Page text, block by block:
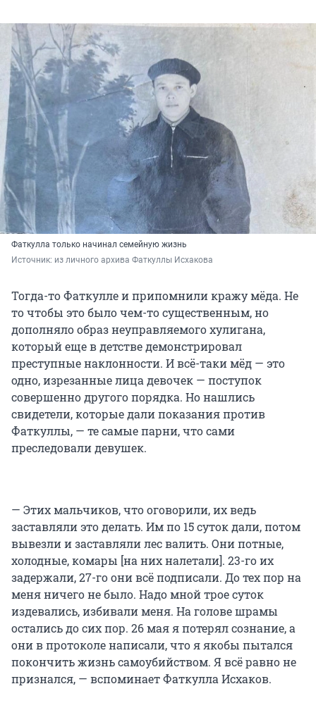
Фаткулла только начинал семейную жизнь
Источник: из личного архива Фаткуллы Исхакова
Тогда-то Фаткулле и припомнили кражу мёда. Не
то чтобы это было чем-то существенным, но
дополняло образ неуправляемого хулигана,
который еще в детстве демонстрировал
преступные наклонности. И всё-таки мёд — это
одно, изрезанные лица девочек — поступок
совершенно другого порядка. Но нашлись
свидетели, которые дали показания против
Фаткуллы, — те самые парни, что сами
преследовали девушек.
— Этих мальчиков, что оговорили, их ведь
заставляли это делать. Им по 15 суток дали, потом
вывезли и заставляли лес валить. Они потные,
холодные, комары [на них налетали]. 23-го их
задержали, 27-го они всё подписали. До тех пор на
меня ничего не было. Надо мной трое суток
издевались, избивали меня. На голове шрамы
остались до сих пор. 26 мая я потерял сознание, а
они в протоколе написали, что я якобы пытался
покончить жизнь самоубийством. Я всё равно не
признался, — вспоминает Фаткулла Исхаков.